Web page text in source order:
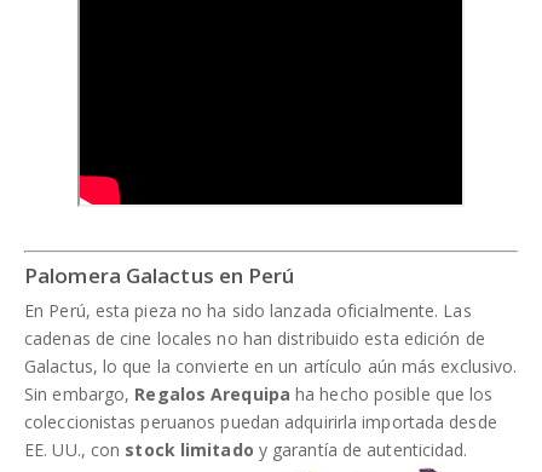
Palomera Galactus en Perú
En Perú, esta pieza no ha sido lanzada oficialmente. Las
cadenas de cine locales no han distribuido esta edición de
Galactus, lo que la convierte en un artículo aún más exclusivo.
Sin embargo, Regalos Arequipa ha hecho posible que los
coleccionistas peruanos puedan adquirirla importada desde
EE. UU., con stock limitado y garantía de autenticidad.